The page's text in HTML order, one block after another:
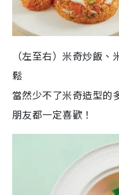
（左至右）米奇炒飯
鬆
當然少不了米奇造型的
朋友都一定喜歡！